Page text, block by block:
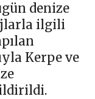
denize
ilgili
Kerpe ve